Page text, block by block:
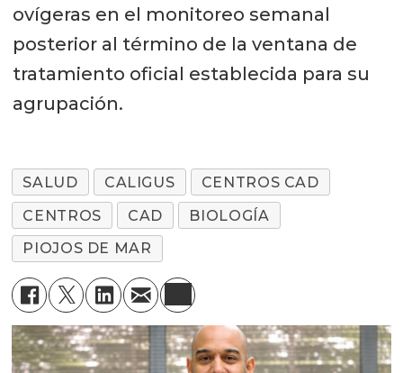
ovígeras en el monitoreo semanal
posterior al término de la ventana de
tratamiento oficial establecida para su
agrupación.
SALUD CALIGUS
CENTROS CAD
CENTROS
CAD
BIOLOGÍA
PIOJOS DE MAR